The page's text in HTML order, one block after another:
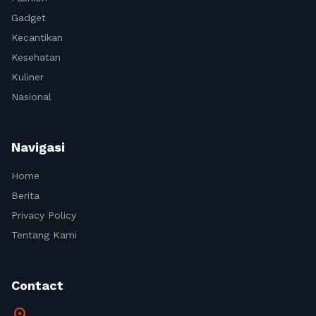
Gadget
Kecantikan
Kesehatan
Kuliner
Nasional
Navigasi
Home
Berita
Privacy Policy
Tentang Kami
Contact